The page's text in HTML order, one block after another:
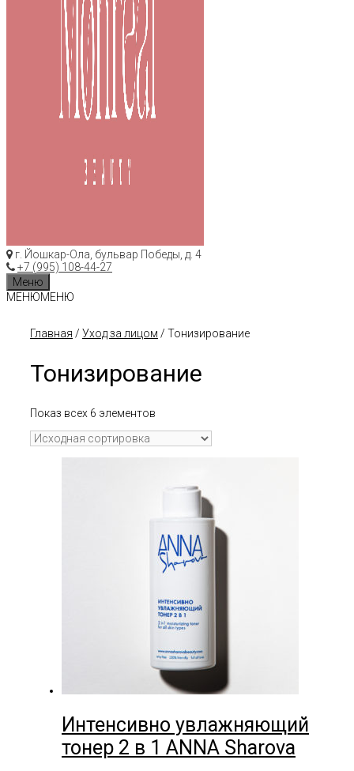
г. Йошкар-Ола, бульвар Победы, д. 4
+7 (995) 108-44-27
Меню
МЕНЮМЕНЮ
Главная / Уход за лицом / Тонизирование
Тонизирование
Показ всех 6 элементов
Интенсивно увлажняющий
тонер 2 в 1 ANNA Sharova